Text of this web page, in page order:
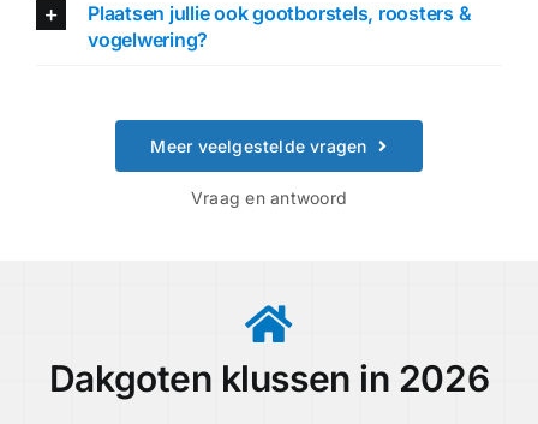
Plaatsen jullie ook gootborstels, roosters &
vogelwering?
Meer veelgestelde vragen
Vraag en antwoord
Dakgoten klussen in 2026